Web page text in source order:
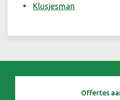
Klusjesman
Offertes